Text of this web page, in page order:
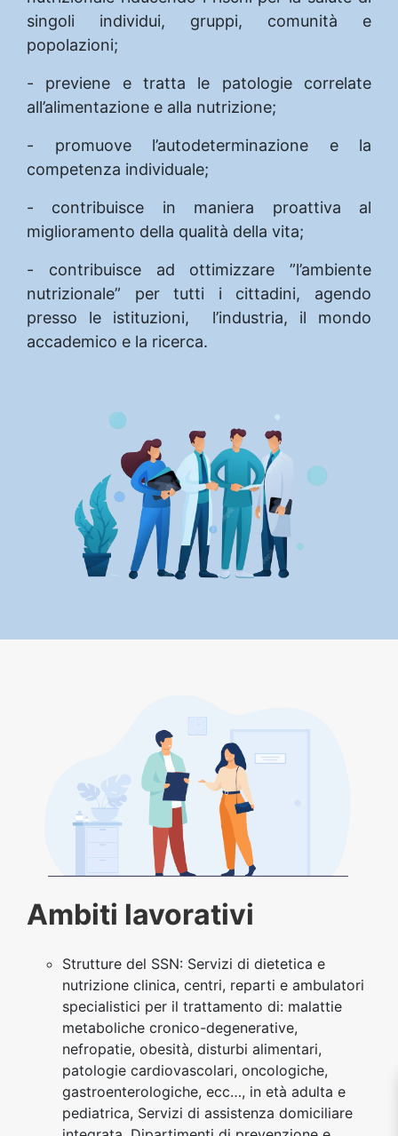
singoli individui, gruppi, comunità e
popolazioni;
- previene e tratta le patologie correlate
all’alimentazione e alla nutrizione;
- promuove l’autodeterminazione e la
competenza individuale;
- contribuisce in maniera proattiva al
miglioramento della qualità della vita;
- contribuisce ad ottimizzare ”l’ambiente
nutrizionale” per tutti i cittadini, agendo
presso le istituzioni, l’industria, il mondo
accademico e la ricerca.
Ambiti lavorativi
Strutture del SSN: Servizi di dietetica e
nutrizione clinica, centri, reparti e ambulatori
specialistici per il trattamento di: malattie
metaboliche cronico-degenerative,
nefropatie, obesità, disturbi alimentari,
patologie cardiovascolari, oncologiche,
gastroenterologiche, ecc…, in età adulta e
pediatrica, Servizi di assistenza domiciliare